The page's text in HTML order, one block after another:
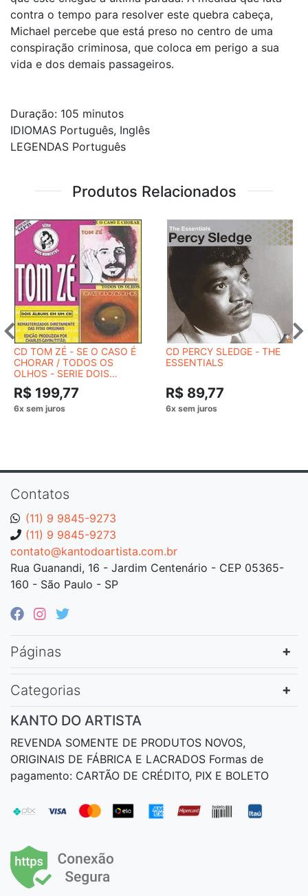
contra o tempo para resolver este quebra cabeça,
Michael percebe que está preso no centro de uma
conspiração criminosa, que coloca em perigo a sua
vida e dos demais passageiros.
Duração: 105 minutos
IDIOMAS Português, Inglês
LEGENDAS Português
Produtos Relacionados
CD TOM ZÉ - SE O CASO É
CHORAR / TODOS OS
OLHOS - SERIE DOIS
MOMENTOS
R$ 199,77
CD PERCY SLEDGE - THE
ESSENTIALS
R$ 89,77
Contatos
(11) 9 9845-9273
(11) 9 9845-9273
contato@kantodoartista.com.br
Rua Guanandi, 16 - Jardim Centenário - CEP 05365-
160 - São Paulo - SP
Páginas
Categorias
KANTO DO ARTISTA
REVENDA SOMENTE DE PRODUTOS NOVOS,
ORIGINAIS DE FÁBRICA E LACRADOS Formas de
pagamento: CARTÃO DE CRÉDITO, PIX E BOLETO